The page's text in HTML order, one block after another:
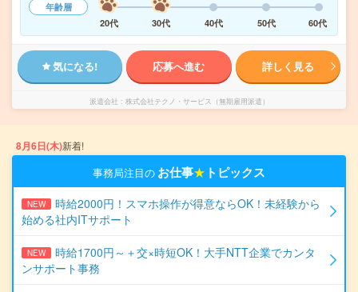
年齢層
20代
30代 40代 50代 60代
気になる! 応募へ進む 詳しく見る
派遣会社 株式会社テクノ・サービス（無期雇用派遣）
8月6日(木)新着!
事務局注目の お仕事★ トピックス
NEW
時給2000円！スマホ操作が得意ならOK！未経験から
始める社内ITサポート
NEW
時給1700円～＋交×時短OK！大手NTT企業でカンタ
ンサポート事務